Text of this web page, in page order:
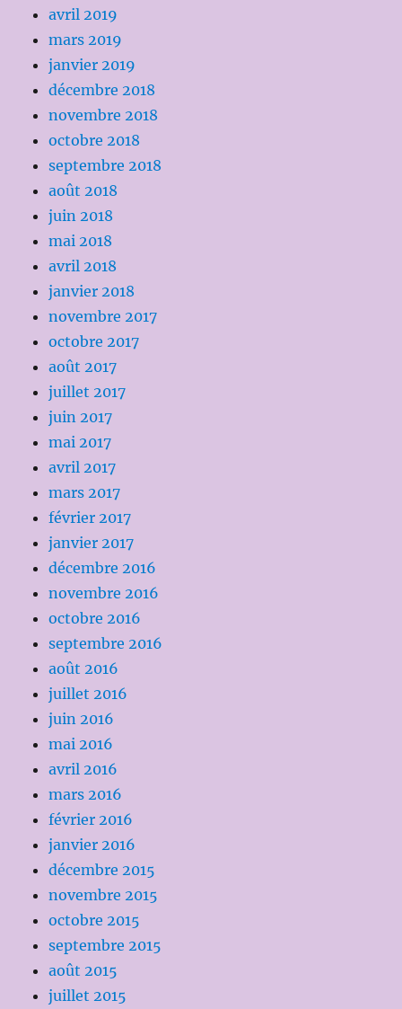
avril 2019
mars 2019
janvier 2019
décembre 2018
novembre 2018
octobre 2018
septembre 2018
août 2018
juin 2018
mai 2018
avril 2018
janvier 2018
novembre 2017
octobre 2017
août 2017
juillet 2017
juin 2017
mai 2017
avril 2017
mars 2017
février 2017
janvier 2017
décembre 2016
novembre 2016
octobre 2016
septembre 2016
août 2016
juillet 2016
juin 2016
mai 2016
avril 2016
mars 2016
février 2016
janvier 2016
décembre 2015
novembre 2015
octobre 2015
septembre 2015
août 2015
juillet 2015